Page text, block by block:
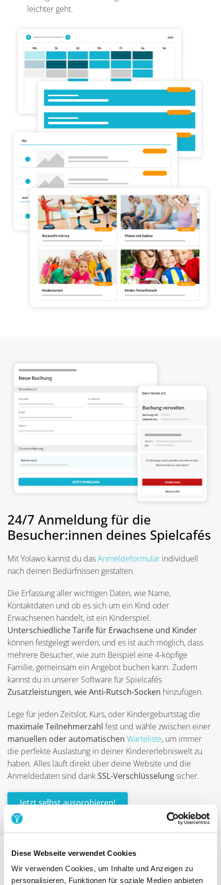
Diese Webseite verwendet Cookies
Wir verwenden Cookies, um Inhalte und Anzeigen zu
personalisieren, Funktionen für soziale Medien anbieten
leichter geht.
24/7 Anmeldung für die
Besucher:innen deines Spielcafés
Mit Yolawo kannst du dasAnmeldeformular individuell
nach deinen Bedürfnissen gestalten.
Die Erfassung aller wichtigen Daten, wie Name,
Kontaktdaten und ob es sich um ein Kind oder
Erwachsenen handelt, ist ein Kinderspiel.
UnterschiedlicheTarife für Erwachsene und Kinder
können festgelegt werden, und es ist auch möglich, dass
mehrere Besucher, wie zum Beispiel eine 4-köpfige
Familie, gemeinsam ein Angebot buchen kann. Zudem
kannst du in unserer Software für Spielcafés
Zusatzleistungen,wie Anti-Rutsch-Socken hinzufügen.
Lege für jeden Zeitslot, Kurs, oder Kindergeburtstag die
maximale Teilnehmerzahl fest und wähle zwischen einer
manuellen oder automatischen Warteliste, um immer
die perfekte Auslastung in deiner Kindererlebniswelt zu
haben. Alles läuft direkt über deine Website und die
Anmeldedaten sind dankSSL-Verschlüsselungsicher.
Jetzt selbst ausprobieren!
Flexible Abrechnungen &
Stornierungen für dein Spielcafé